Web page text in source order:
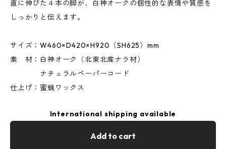
直に伸びた４本の脚が、白神オークの個性的な表情や質感を
しっかりと伝えます。
サイズ：W460×D420×H920（SH625）mm
素 材：白神オーク（北東北産ナラ材）
ナチュラルペーパーコード
仕上げ：蜜蝋ワックス
International shipping available
Add to cart